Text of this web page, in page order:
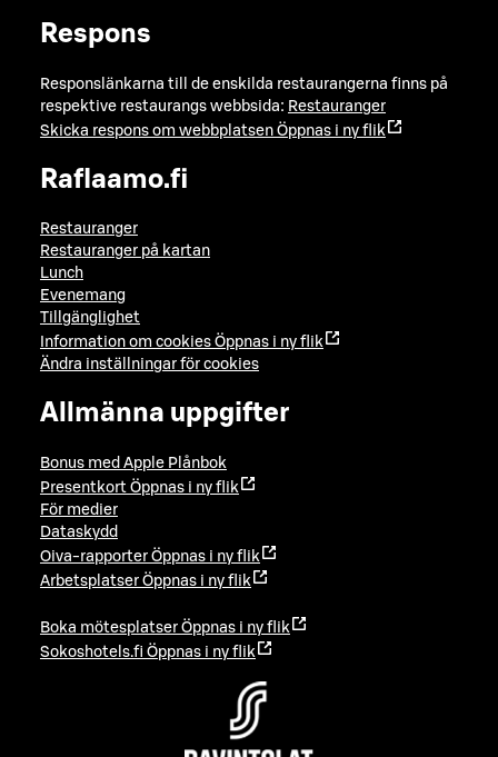
Respons
Responslänkarna till de enskilda restaurangerna finns på
respektive restaurangs webbsida: Restauranger
Skicka respons om webbplatsen Öppnas i ny flik
Raflaamo.fi
Restauranger
Restauranger på kartan
Lunch
Evenemang
Tillgänglighet
Information om cookies Öppnas i ny flik
Ändra inställningar för cookies
Allmänna uppgifter
Bonus med Apple Plånbok
Presentkort Öppnas i ny flik
För medier
Dataskydd
Oiva-rapporter Öppnas i ny flik
Arbetsplatser Öppnas i ny flik
Boka mötesplatser Öppnas i ny flik
Sokoshotels.fi Öppnas i ny flik